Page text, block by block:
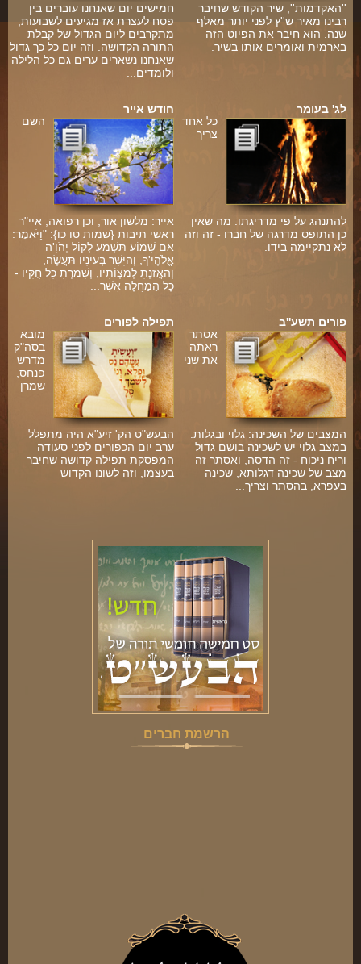
חמישים יום שאנחנו עוברים בין
פסח לעצרת אז מגיעים לשבועות,
מתקרבים ליום הגדול של קבלת
התורה הקדושה. וזה יום כל כך גדול
שאנחנו נשארים ערים גם כל הלילה
ולומדים...
''האקדמות'', שיר הקודש שחיבר
רבינו מאיר ש''ץ לפני יותר מאלף
שנה. הוא חיבר את הפיוט הזה
בארמית ואומרים אותו בשיר.
חודש אייר
השם
אייר: מלשון אור, וכן רפואה, איי"ר
ראשי תיבות {שמות טו כו}: "וַיֹּאמֶר:
אִם שָׁמוֹעַ תִּשְׁמַע לְקוֹל יְהֹוָ'ה
אֱלֹהֶי'ךָ, וְהַיָּשָׁר בְּעֵינָיו תַּעֲשֶׂה,
וְהַאֲזַנְתָּ לְמִצְוֹתָיו, וְשָׁמַרְתָּ כָּל חֻקָּיו -
כָּל הַמַּחֲלָה אֲשֶׁר...
לג' בעומר
כל אחד
צריך
להתנהג על פי מדריגתו. מה שאין
כן התופס מדרגה של חברו - זה וזה
לא נתקיימה בידו.
תפילה לפורים
מובא
בסה"ק
מדרש
פנחס,
שמרן
הבעש"ט הק' זיע"א היה מתפלל
ערב יום הכפורים לפני סעודה
המפסקת תפילה קדושה שחיבר
בעצמו, וזה לשונו הקדוש
פורים תשע''ב
אסתר
ראתה
את שני
המצבים של השכינה: גלוי ובגלות.
במצב גלוי יש לשכינה בושם גדול
וריח ניכוח - זה הדסה, ואסתר זה
מצב של שכינה דגלותא, שכינה
בעפרא, בהסתר וצריך...
הרשמת חברים